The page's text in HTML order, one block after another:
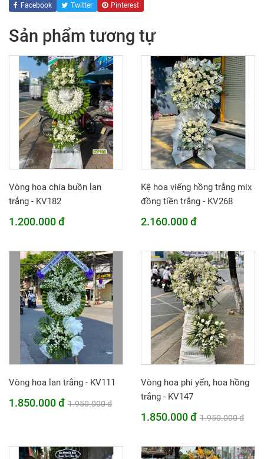
Facebook Twitter Pinterest
Sản phẩm tương tự
Vòng hoa chia buồn lan
trắng - KV182
1.200.000 đ
Kệ hoa viếng hồng trắng mix
đồng tiền trắng - KV268
2.160.000 đ
Vòng hoa lan trắng - KV111
1.850.000 đ 1.950.000 đ
Vòng hoa phi yến, hoa hồng
trắng - KV147
1.850.000 đ 1.950.000 đ